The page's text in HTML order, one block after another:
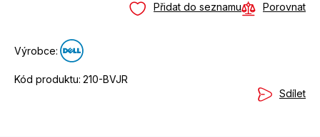
Přidat do seznamu Porovnat
Výrobce:
Kód produktu: 210-BVJR
Sdílet